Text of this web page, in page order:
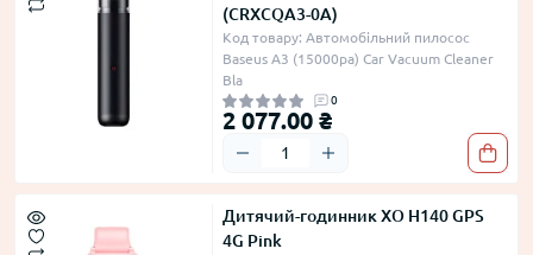
(CRXCQA3-0A)
Код товару: Автомобільний пилосос
Baseus A3 (15000pa) Car Vacuum Cleaner
Bla
0
2 077.00 ₴
Дитячий-годинник XO H140 GPS
4G Pink